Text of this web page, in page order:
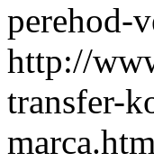
perehod-
http://
transfer-